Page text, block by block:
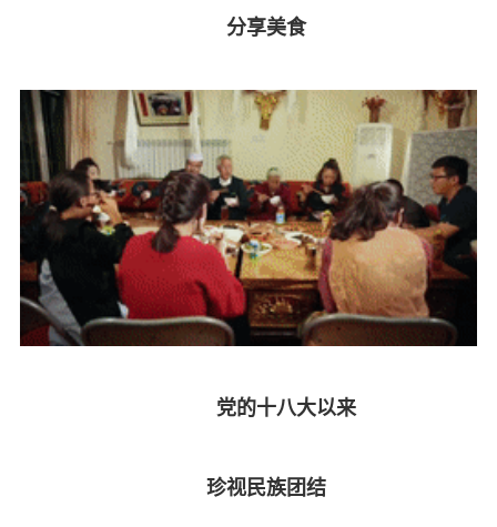
分享美食
党的十八大以来
珍视民族团结